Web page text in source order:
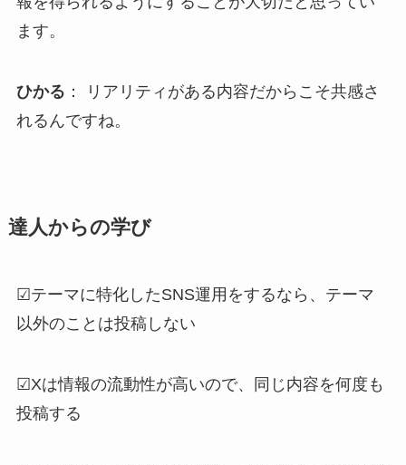
ます。
ひかる ： リアリティがある内容だからこそ共感さ
れるんですね。
達人からの学び
☑︎テーマに特化したSNS運用をするなら、テーマ
以外のことは投稿しない
☑︎Xは情報の流動性が高いので、同じ内容を何度も
投稿する